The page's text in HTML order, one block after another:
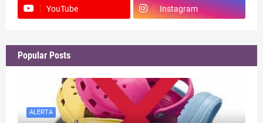
YouTube Instagram
Popular Posts
ALERTA